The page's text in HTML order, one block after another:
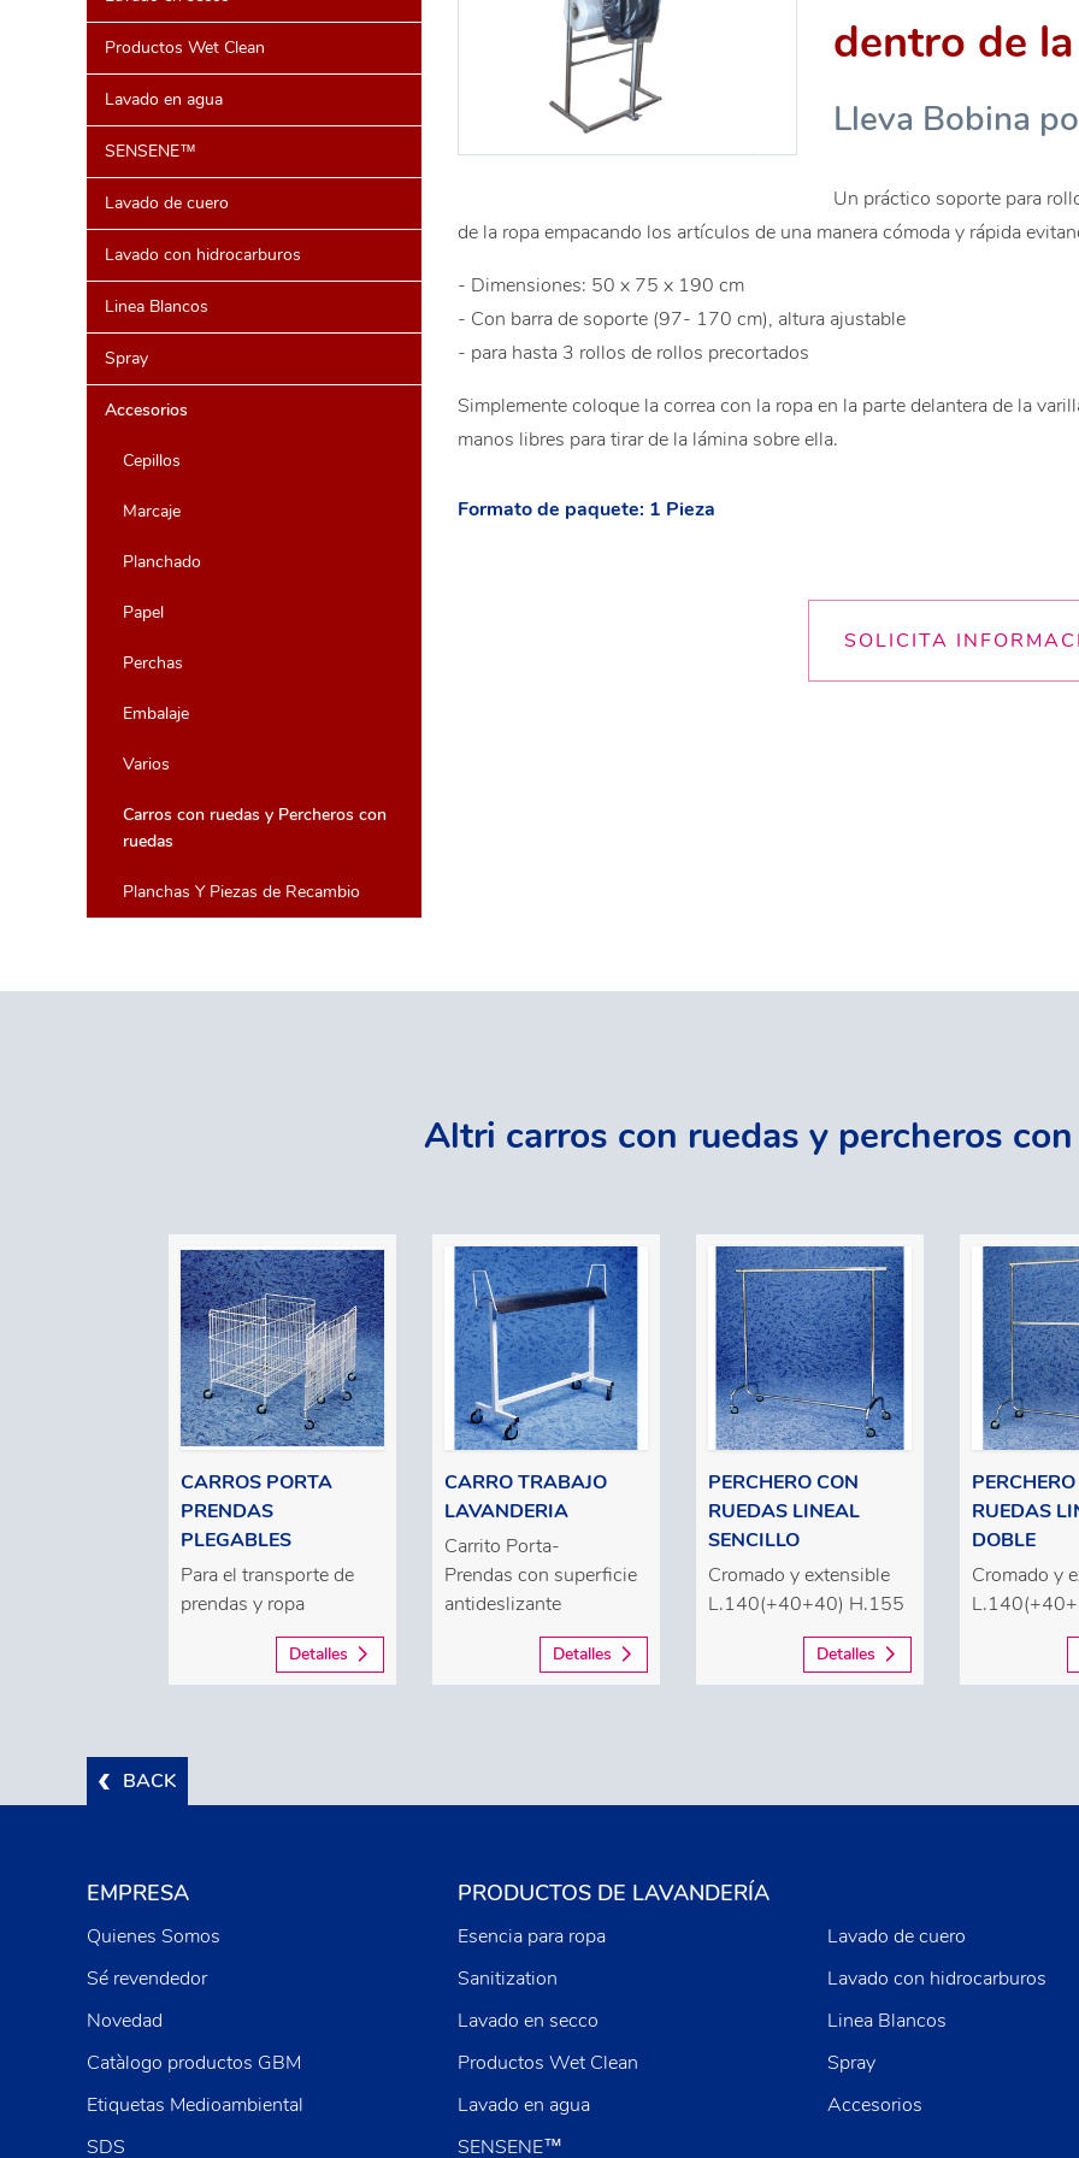
Productos Wet Clean
Lavado en agua
SENSENE™
Lavado de cuero
Lavado con hidrocarburos
Linea Blancos
Spray
Accesorios
Cepillos
Marcaje
Planchado
Papel
Perchas
Embalaje
Varios
Carros con ruedas y Percheros con
ruedas
Planchas Y Piezas de Recambio
dentro de
Lleva Bobina
Un práctico soporte para
de la ropa empacando los artículos de una manera cómoda y rápida
- Dimensiones: 50 x 75 x 190 cm
- Con barra de soporte (97- 170 cm), altura ajustable
- para hasta 3 rollos de rollos precortados
Simplemente coloque la correa con la ropa en la parte delantera de la
manos libres para tirar de la lámina sobre ella.
Formato de paquete: 1 Pieza
SOLICITA
Altri carros con ruedas y percheros
CARROS PORTA
PRENDAS
PLEGABLES
Para el transporte de
prendas y ropa
Detalles
CARRO TRABAJO
LAVANDERIA
Carrito Porta-
Prendas con superficie
antideslizante
Detalles
PERCHERO CON
RUEDAS LINEAL
SENCILLO
Cromado y extensible
L.140(+40+40) H.155
Detalles
RUEDAS
DOBLE
Cromado y
BACK
PRODUCTOS DE LAVANDERÍA
Esencia para ropa
Sanitization
Lavado en secco
Productos Wet Clean
Lavado en agua
SENSENE™
Lavado de cuero
Lavado con hidrocarburos
Linea Blancos
Spray
Accesorios
EMPRESA
Quienes Somos
Sé revendedor
Novedad
Catàlogo productos GBM
Etiquetas Medioambiental
SDS